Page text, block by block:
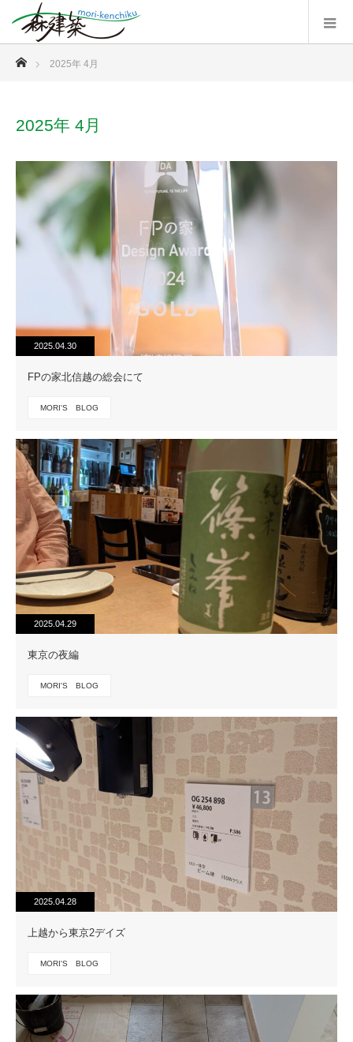
ホーム
2025年 4月
2025年 4月
2025.04.30
FPの家北信越の総会にて
MORI'S BLOG
2025.04.29
東京の夜編
MORI'S BLOG
2025.04.28
上越から東京2デイズ
MORI'S BLOG